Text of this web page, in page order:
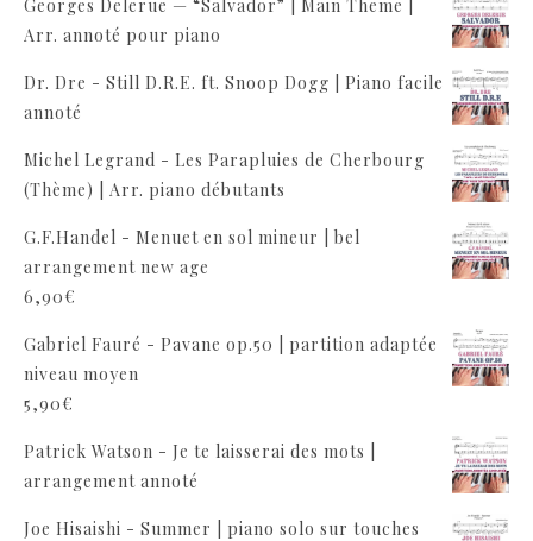
Georges Delerue — “Salvador” | Main Theme |
Arr. annoté pour piano
Dr. Dre - Still D.R.E. ft. Snoop Dogg | Piano facile
annoté
Michel Legrand - Les Parapluies de Cherbourg
(Thème) | Arr. piano débutants
G.F.Handel - Menuet en sol mineur | bel
arrangement new age
6,90€
Gabriel Fauré - Pavane op.50 | partition adaptée
niveau moyen
5,90€
Patrick Watson - Je te laisserai des mots |
arrangement annoté
Joe Hisaishi - Summer | piano solo sur touches